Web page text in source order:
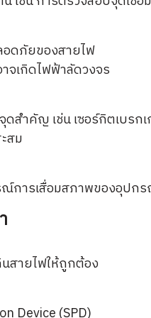
อดภัยของสายไฟ
จเกิดไฟฟ้าลัดวงจร
สำคัญ เช่น เซอร์กิตเบรก
สม
ณ์การเสื่อมสภาพของอุปก
สายไฟให้ถูกต้อง
Device (SPD)